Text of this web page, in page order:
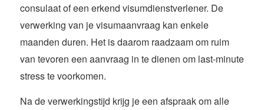
consulaat of een erkend visumdienstverlener. De
verwerking van je visumaanvraag kan enkele
maanden duren. Het is daarom raadzaam om ruim
van tevoren een aanvraag in te dienen om last-minute
stress te voorkomen.
Na de verwerkingstijd krijg je een afspraak om alle